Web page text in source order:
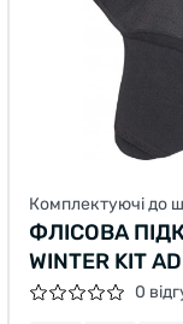
Комплектуючі до
ФЛІСОВА
WINTER KIT
0